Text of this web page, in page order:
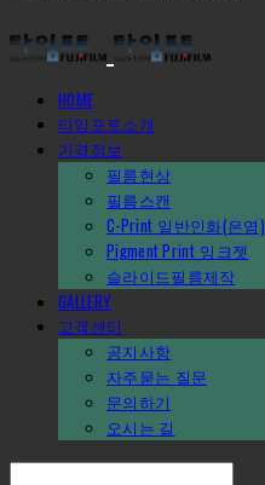
HOME
타임포토소개
가격정보
필름현상
필름스캔
C-Print_일반인화(은염)
Pigment Print_잉크젯
슬라이드필름제작
GALLERY
고객센터
공지사항
자주묻는 질문
문의하기
오시는 길